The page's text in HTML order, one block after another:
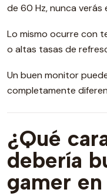
de 60 Hz, nunca
Lo mismo ocurre con
o altas tasas de
Un buen monitor
completamente
¿Qué
debería
gamer